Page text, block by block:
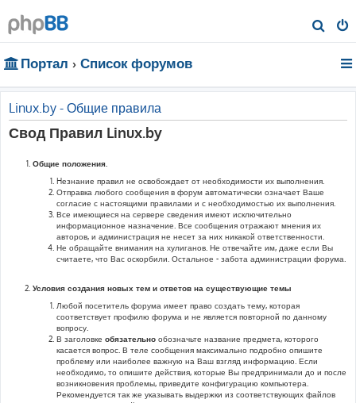
о
Портал Список форумов
Linux.by - Общие правила
Свод Правил Linux.by
Общие положения.
Hезнание правил не освобождает от необходимости их выполнения.
Отправка любого сообщения в форум автоматически означает Ваше
согласие с настоящими правилами и с необходимостью их выполнения.
Все имеющиеся на сервере сведения имеют исключительно
информационное назначение. Все сообщения отражают мнения их
авторов, и администрация не несет за них никакой ответственности.
Не обращайте внимания на хулиганов. Не отвечайте им, даже если Вы
считаете, что Вас оскорбили. Остальное - забота администрации форума.
Условия создания новых тем и ответов на существующие темы
Любой посетитель форума имеет право создать тему, которая
соответствует профилю форума и не является повторной по данному
вопросу.
В заголовке обязательно обозначьте название предмета, которого
касается вопрос. В теле сообщения максимально подробно опишите
проблему или наиболее важную на Ваш взгляд информацию. Если
необходимо, то опишите действия, которые Вы предпринимали до и после
возникновения проблемы, приведите конфигурацию компьютера.
Рекомендуется так же указывать выдержки из соответствующих файлов